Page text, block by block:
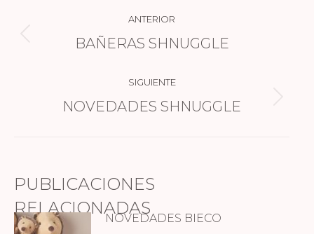
ENTRE
ANTERIOR
Publicación
BAÑERAS SHNUGGLE
SIGUIENTE
Publicación
NOVEDADES SHNUGGLE
PUBLICACIONES
RELACIONADAS
NOVEDADES BIECO